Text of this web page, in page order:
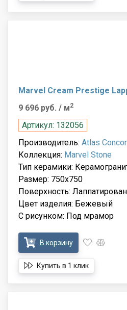
Marvel Cream Prestige
9 696 руб. / м2
Артикул: 132056
Производитель: Atlas
Коллекция: Marvel Stone
Тип керамики:
Размер: 750x750
Поверхность:
Цвет изделия: Бежевый
С рисунком: Под мрамор
В корзину
Купить в 1 клик